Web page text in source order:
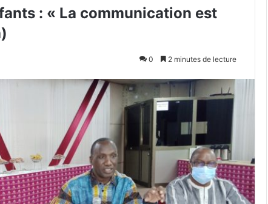
: « La communication est
0 2 minutes de lecture